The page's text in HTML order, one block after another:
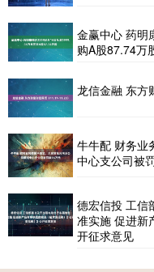
金赢中心 药明
购A股87.74万
龙信金融 东方
牛牛配 财务业
中心支公司被
德宏信投 工信
准实施 促进新
开征求意见